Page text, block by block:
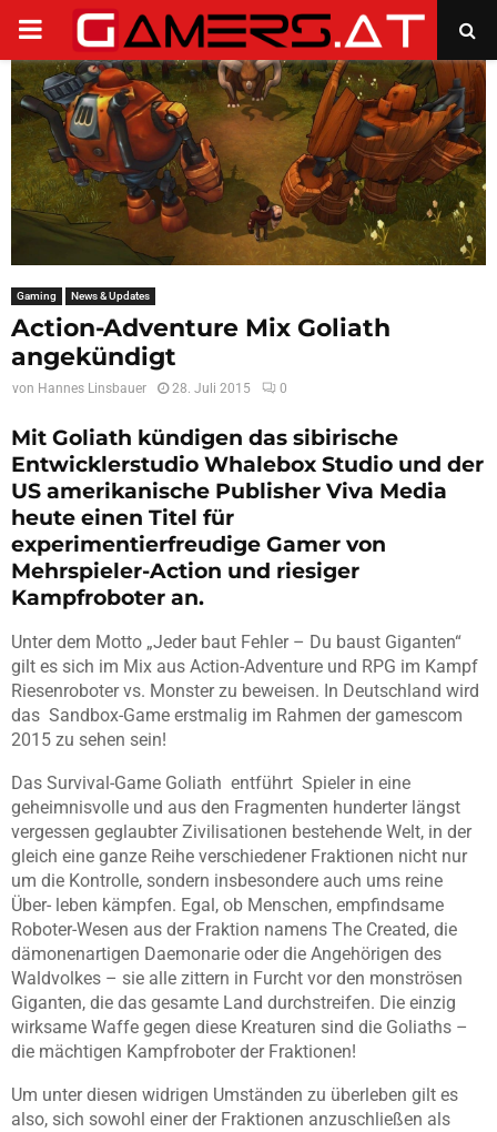
PRIMARY
MENU
Gaming News & Updates
Action-Adventure Mix Goliath
angekündigt
von Hannes Linsbauer 28. Juli 2015 0
Mit Goliath kündigen das sibirische
Entwicklerstudio Whalebox Studio und der
US amerikanische Publisher Viva Media
heute einen Titel für
experimentierfreudige Gamer von
Mehrspieler-Action und riesiger
Kampfroboter an.
Unter dem Motto „Jeder baut Fehler – Du baust Giganten“
gilt es sich im Mix aus Action-Adventure und RPG im Kampf
Riesenroboter vs. Monster zu beweisen. In Deutschland wird
das Sandbox-Game erstmalig im Rahmen der gamescom
2015 zu sehen sein!
Das Survival-Game Goliath entführt Spieler in eine
geheimnisvolle und aus den Fragmenten hunderter längst
vergessen geglaubter Zivilisationen bestehende Welt, in der
gleich eine ganze Reihe verschiedener Fraktionen nicht nur
um die Kontrolle, sondern insbesondere auch ums reine
Über- leben kämpfen. Egal, ob Menschen, empfindsame
Roboter-Wesen aus der Fraktion namens The Created, die
dämonenartigen Daemonarie oder die Angehörigen des
Waldvolkes – sie alle zittern in Furcht vor den monströsen
Giganten, die das gesamte Land durchstreifen. Die einzig
wirksame Waffe gegen diese Kreaturen sind die Goliaths –
die mächtigen Kampfroboter der Fraktionen!
Um unter diesen widrigen Umständen zu überleben gilt es
also, sich sowohl einer der Fraktionen anzuschließen als